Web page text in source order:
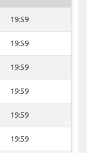
19:59
19:59
19:59
19:59
19:59
19:59